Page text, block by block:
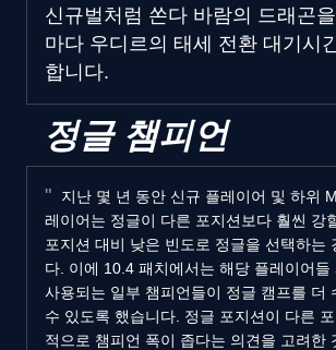
신규벌처럼 쏜다 바람의 드래곤
마다 우디르의 태세 전환 대기시
합니다.
정글 챔피언
지난 몇 년 동안 신규 플레이어 및 하위
레이어는 정글이 다른 포지션보다 훨씬 강
포지션 대비 낮은 빈도로 정글을 선택하는
다. 이에 10.4 패치에서는 해당 플레이어들
사용되는 일부 챔피언들이 정글 캠프를 더
수 있도록 했습니다. 정글 포지션이 다른
적으로 챔피언 폭이 좁다는 의견을 고려한